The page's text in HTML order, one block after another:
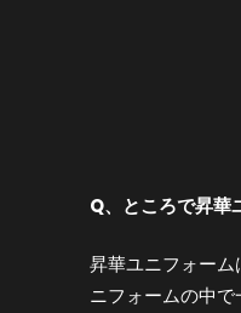
Q、ところで昇華
昇華ユニフォー
ニフォームの中